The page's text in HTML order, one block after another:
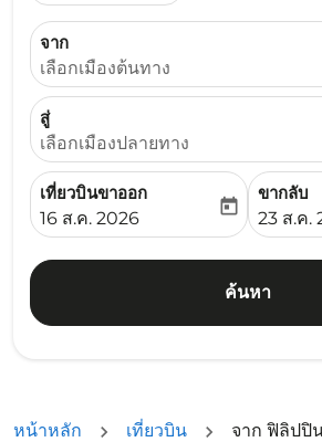
จาก
เลือกเมืองต้นทาง
สู่
เลือกเมืองปลายทาง
เที่ยวบินขาออก
fc-booking-departure-date-aria-
16 ส.ค. 2026
today
ขากลับ
fc-
23 ส.ค.
ค้นหา
หน้าหลัก เที่ยวบิน จาก ฟิลิปปิ